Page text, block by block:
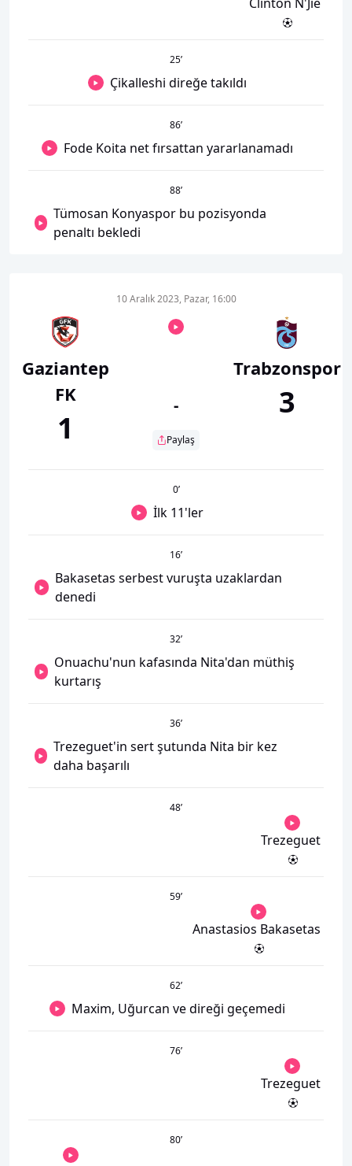
25’
Çikalleshi direğe takıldı
86’
Fode Koita net fırsattan yararlanamadı
88’
Tümosan Konyaspor bu pozisyonda
penaltı bekledi
Gaziantep
FK
1
10 Aralık 2023, Pazar, 16:00
-
Paylaş
Trabzonspor
3
0’
İlk 11'ler
16’
Bakasetas serbest vuruşta uzaklardan
denedi
32’
Onuachu'nun kafasında Nita'dan müthiş
kurtarış
36’
Trezeguet'in sert şutunda Nita bir kez
daha başarılı
48’
Trezeguet
59’
Anastasios Bakasetas
62’
Maxim, Uğurcan ve direği geçemedi
76’
Trezeguet
80’